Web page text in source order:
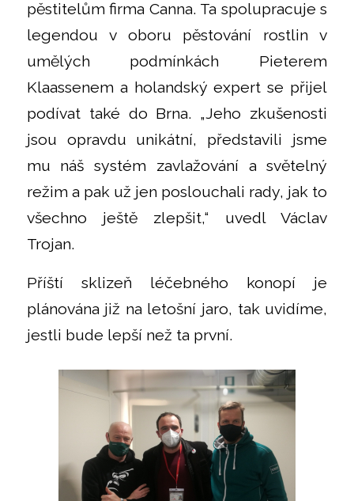
pěstitelům firma Canna. Ta spolupracuje s
legendou v oboru pěstování rostlin v
umělých podmínkách Pieterem
Klaassenem a holandský expert se přijel
podívat také do Brna. „Jeho zkušenosti
jsou opravdu unikátní, představili jsme
mu náš systém zavlažování a světelný
režim a pak už jen poslouchali rady, jak to
všechno ještě zlepšit,“ uvedl Václav
Trojan.
Příští sklizeň léčebného konopí je
plánována již na letošní jaro, tak uvidíme,
jestli bude lepší než ta první.